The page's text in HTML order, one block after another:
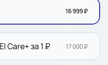
16 999 ₽
Care+ за 1 ₽ 17 000 ₽